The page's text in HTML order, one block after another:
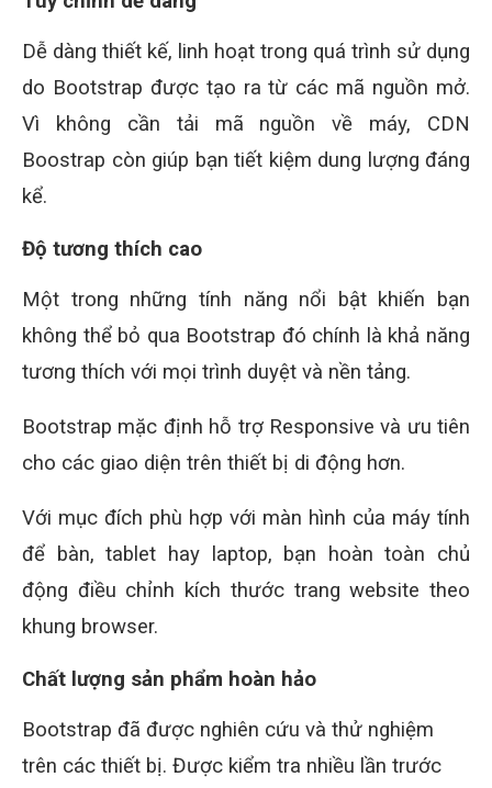
Dễ dàng thiết kế, linh hoạt trong quá trình sử dụng
do Bootstrap được tạo ra từ các mã nguồn mở.
Vì không cần tải mã nguồn về máy, CDN
Boostrap còn giúp bạn tiết kiệm dung lượng đáng
kể.
Độ tương thích cao
Một trong những tính năng nổi bật khiến bạn
không thể bỏ qua Bootstrap đó chính là khả năng
tương thích với mọi trình duyệt và nền tảng.
Bootstrap mặc định hỗ trợ Responsive và ưu tiên
cho các giao diện trên thiết bị di động hơn.
Với mục đích phù hợp với màn hình của máy tính
để bàn, tablet hay laptop, bạn hoàn toàn chủ
động điều chỉnh kích thước trang website theo
khung browser.
Chất lượng sản phẩm hoàn hảo
Bootstrap đã được nghiên cứu và thử nghiệm
trên các thiết bị. Được kiểm tra nhiều lần trước